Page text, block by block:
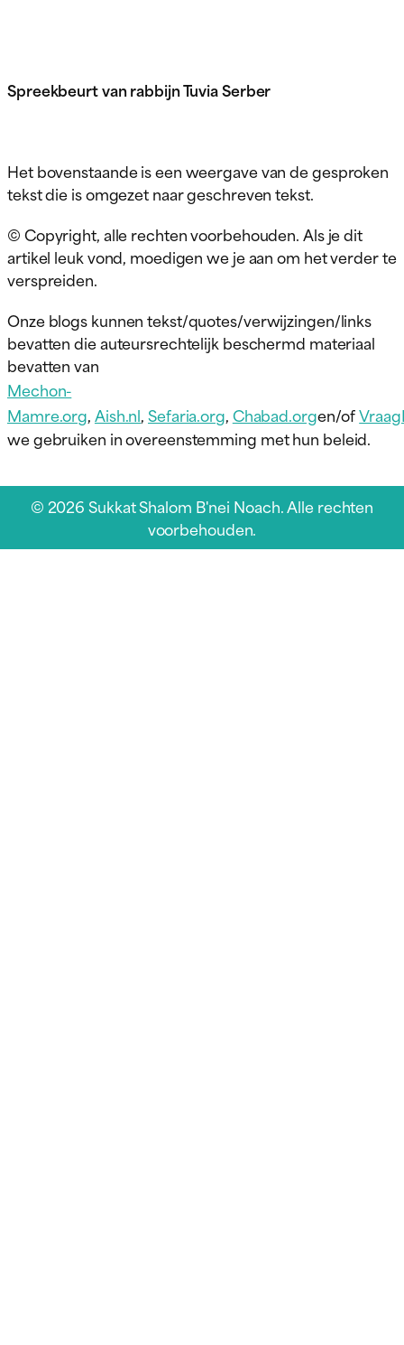
Spreekbeurt van rabbijn Tuvia Serber
Het bovenstaande is een weergave van de gesproken
tekst die is omgezet naar geschreven tekst.
© Copyright, alle rechten voorbehouden. Als je dit
artikel leuk vond, moedigen we je aan om het verder te
verspreiden.
Onze blogs kunnen tekst/quotes/verwijzingen/links
bevatten die auteursrechtelijk beschermd materiaal
bevatten van
Mechon-
Mamre.org,Aish.nl,Sefaria.org,Chabad.orgen/of
we gebruiken in overeenstemming met hun beleid.
© 2026 Sukkat Shalom B'nei Noach. Alle rechten
voorbehouden.